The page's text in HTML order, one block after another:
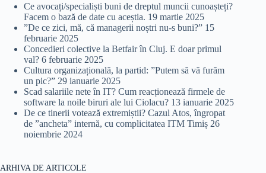
Ce avocați/specialiști buni de dreptul muncii cunoașteți?
Facem o bază de date cu aceștia. 19 martie 2025
”De ce zici, mă, că managerii noștri nu-s buni?” 15
februarie 2025
Concedieri colective la Betfair în Cluj. E doar primul
val? 6 februarie 2025
Cultura organizațională, la partid: ”Putem să vă furăm
un pic?” 29 ianuarie 2025
Scad salariile nete în IT? Cum reacționează firmele de
software la noile biruri ale lui Ciolacu? 13 ianuarie 2025
De ce tinerii votează extremiștii? Cazul Atos, îngropat
de ”ancheta” internă, cu complicitatea ITM Timiș 26
noiembrie 2024
ARHIVA DE ARTICOLE